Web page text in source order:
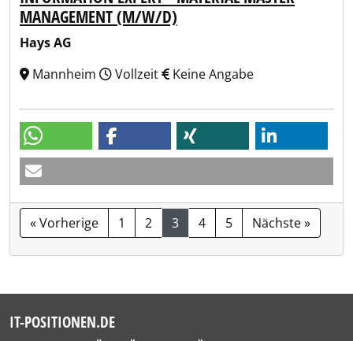
MANAGEMENT (M/W/D)
Hays AG
Mannheim
Vollzeit Keine Angabe
« Vorherige 1 2 3 4 5 Nächste »
IT-POSITIONEN.DE